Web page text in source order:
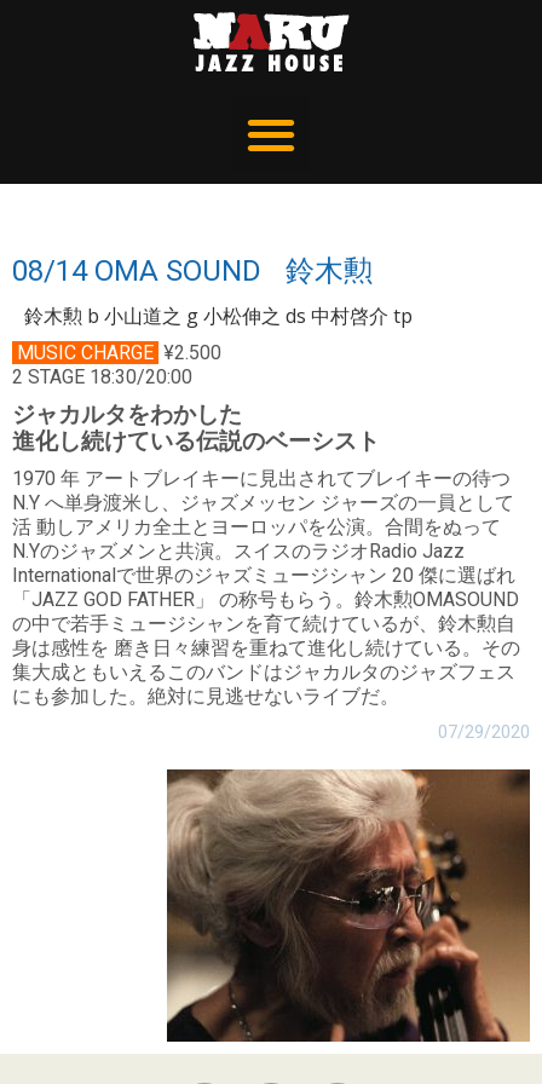
08/14 OMA SOUND 鈴木勲
鈴木勲 b 小山道之 g 小松伸之 ds 中村啓介 tp
MUSIC CHARGE ¥2.500
2 STAGE 18:30/20:00
ジャカルタをわかした
進化し続けている伝説のベーシスト
1970 年 アートブレイキーに見出されてブレイキーの待つ
N.Y へ単身渡米し、ジャズメッセン ジャーズの一員として
活 動しアメリカ全土とヨーロッパを公演。合間をぬって
N.Yのジャズメンと共演。スイスのラジオRadio Jazz
Internationalで世界のジャズミュージシャン 20 傑に選ばれ
「JAZZ GOD FATHER」 の称号もらう。鈴木勲OMASOUND
の中で若手ミュージシャンを育て続けているが、鈴木勲自
身は感性を 磨き日々練習を重ねて進化し続けている。その
集大成ともいえるこのバンドはジャカルタのジャズフェス
にも参加した。絶対に見逃せないライブだ。
07/29/2020